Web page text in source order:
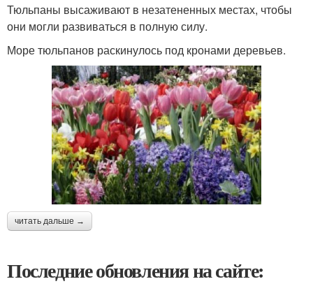
Тюльпаны высаживают в незатененных местах, чтобы
они могли развиваться в полную силу.
Море тюльпанов раскинулось под кронами деревьев.
читать дальше →
Последние обновления на сайте: